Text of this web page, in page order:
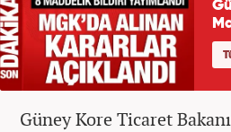
Güney Kore Ticaret